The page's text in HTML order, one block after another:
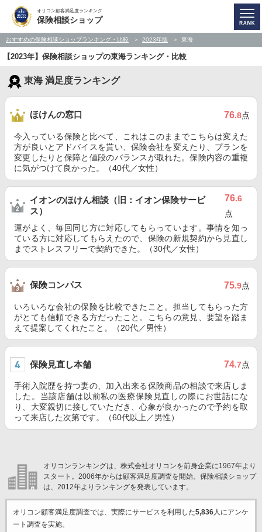
オリコン顧客満足度ランキング
保険相談ショップ
おすすめの保険相談ショップランキング・比較 2023年版 東海
【2023年】保険相談ショップの東海ランキング・比較
東海 満足度ランキング
ほけんの窓口 76.8点
今入っている保険と比べて、これはこのままでこちらは変えた
方が良いとアドバイスを貰い、保険会社を変えたり、プランを
変更したりと保障と値段のバランスが取れた。保険内容の重複
に気がつけて良かった。（40代／女性）
イオンのほけん相談（旧：イオン保険サービ
ス）
76.6
点
運がよく、毎回同じ方に対応してもらっています。事情を知っ
ている方に対応してもらえたので、保険の新規契約から見直し
までストレスフリーで契約できた。（30代／女性）
保険コンパス 75.9点
いろいろな会社の保険を比較できたこと。担当してもらった方
がとても信頼できる方だったこと。こちらの意見、要望を踏ま
えて提案してくれたこと。（20代／男性）
保険見直し本舗 74.7点
手術入院歴を持つ妻の、加入出来る保険商品の相談で来店しま
した。当該店舗は以前私の医療保険見直しの際にお世話にな
り、大変親切に接していただき、心象が良かったので予約を取
って来店した次第です。（60代以上／男性）
オリコンランキングは、株式会社オリコンを前身企業に1967年より
スタート。2006年からは顧客満足度調査を開始。保険相談ショップ
は、2012年よりランキングを発表しています。
オリコン顧客満足度調査では、実際にサービスを利用した5,836人にアンケ
ート調査を実施。